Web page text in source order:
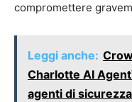
compromettere
Leggi anche:
Charlotte AI
agenti di sicurezza